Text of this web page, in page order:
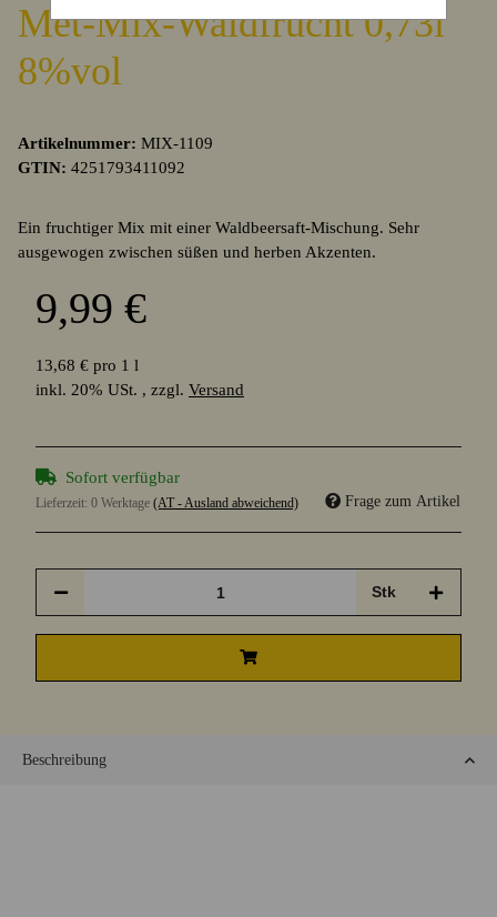
Met-Mix-Waldfrucht 0,73l
8%vol
Artikelnummer: MIX-1109
GTIN: 4251793411092
Ein fruchtiger Mix mit einer Waldbeersaft-Mischung. Sehr
ausgewogen zwischen süßen und herben Akzenten.
9,99 €
13,68 € pro 1 l
inkl. 20% USt. , zzgl. Versand
Sofort verfügbar
Lieferzeit: 0 Werktage (AT - Ausland abweichend) Frage zum Artikel
Stk
Beschreibung